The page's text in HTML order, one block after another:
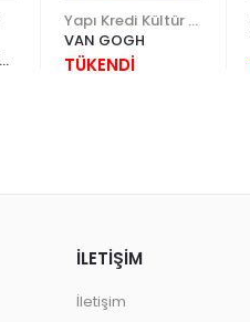
VAN GOGH
TÜKENDİ
İLETİŞİM
İletişim